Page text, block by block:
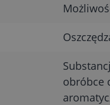
obróbce